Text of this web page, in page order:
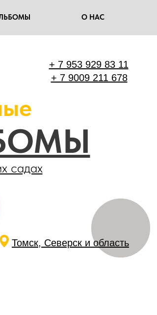
О НАС
садах
Томск, Северск и область
+ 7 953 929 83 11
+ 7 9009 211 678